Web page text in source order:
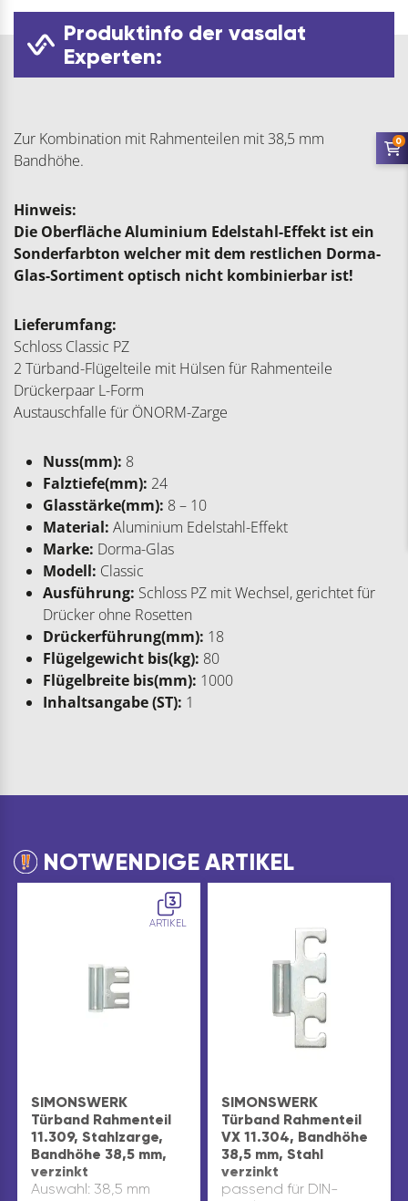
Produktinfo der vasalat
Experten:
Zur Kombination mit Rahmenteilen mit 38,5 mm
Bandhöhe.
Hinweis:
Die Oberfläche Aluminium Edelstahl-Effekt ist ein
Sonderfarbton welcher mit dem restlichen Dorma-
Glas-Sortiment optisch nicht kombinierbar ist!
Lieferumfang:
Schloss Classic PZ
2 Türband-Flügelteile mit Hülsen für Rahmenteile
Drückerpaar L-Form
Austauschfalle für ÖNORM-Zarge
Nuss(mm): 8
Falztiefe(mm): 24
Glasstärke(mm): 8 – 10
Material: Aluminium Edelstahl-Effekt
Marke: Dorma-Glas
Modell: Classic
Ausführung: Schloss PZ mit Wechsel, gerichtet für
Drücker ohne Rosetten
Drückerführung(mm): 18
Flügelgewicht bis(kg): 80
Flügelbreite bis(mm): 1000
Inhaltsangabe (ST): 1
NOTWENDIGE ARTIKEL
3
ARTIKEL
SIMONSWERK
Türband Rahmenteil
11.309, Stahlzarge,
Bandhöhe 38,5 mm,
verzinkt
Auswahl: 38,5 mm
SIMONSWERK
Türband Rahmenteil
VX 11.304, Bandhöhe
38,5 mm, Stahl
verzinkt
passend für DIN-
0